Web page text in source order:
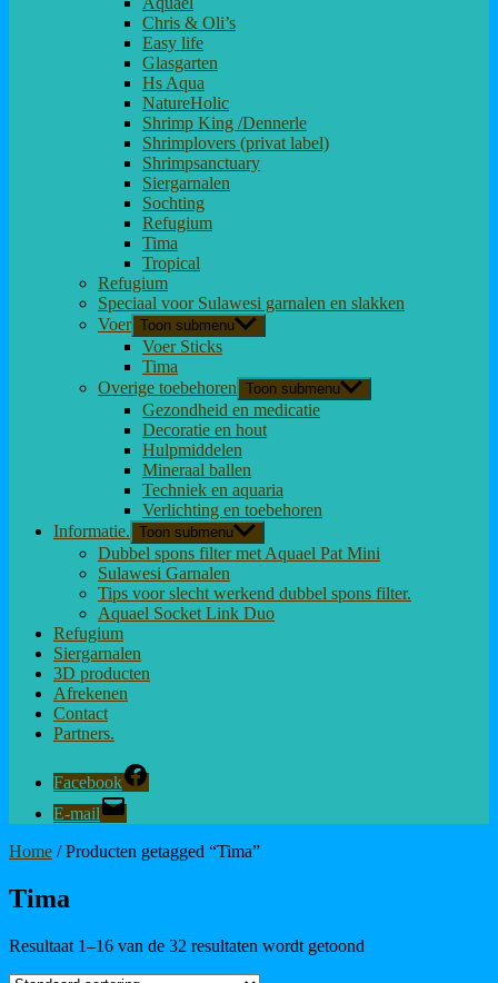
Chris & Oli’s
Easy life
Glasgarten
Hs Aqua
NatureHolic
Shrimp King /Dennerle
Shrimplovers (privat label)
Shrimpsanctuary
Siergarnalen
Sochting
Refugium
Tima
Tropical
Refugium
Speciaal voor Sulawesi garnalen en slakken
Voer Toon submenu
Voer Sticks
Tima
Overige toebehoren Toon submenu
Gezondheid en medicatie
Decoratie en hout
Hulpmiddelen
Mineraal ballen
Techniek en aquaria
Verlichting en toebehoren
Informatie. Toon submenu
Dubbel spons filter met Aquael Pat Mini
Sulawesi Garnalen
Tips voor slecht werkend dubbel spons filter.
Aquael Socket Link Duo
Refugium
Siergarnalen
3D producten
Afrekenen
Contact
Partners.
Facebook
E-mail
Home / Producten getagged “Tima”
Tima
Resultaat 1–16 van de 32 resultaten wordt getoond